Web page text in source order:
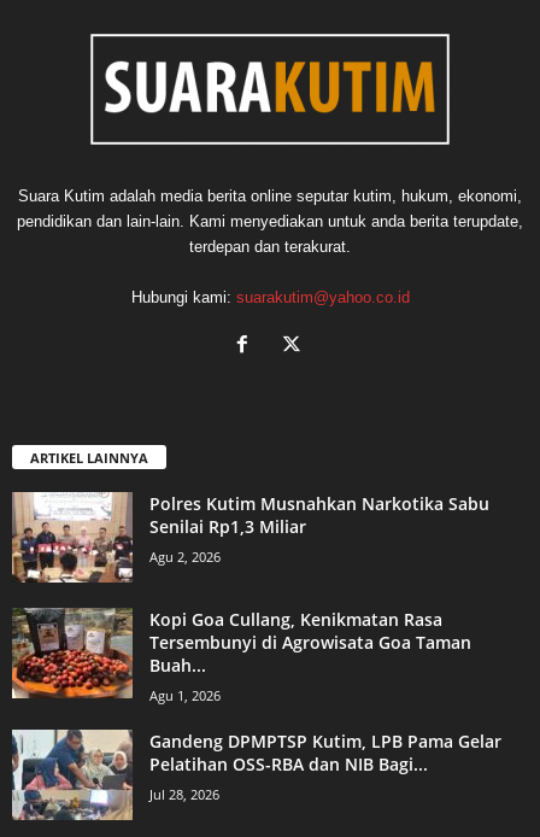
Suara Kutim adalah media berita online seputar kutim, hukum, ekonomi,
pendidikan dan lain-lain. Kami menyediakan untuk anda berita terupdate,
terdepan dan terakurat.
Hubungi kami: suarakutim@yahoo.co.id
ARTIKEL LAINNYA
Polres Kutim Musnahkan Narkotika Sabu
Senilai Rp1,3 Miliar
Agu 2, 2026
Kopi Goa Cullang, Kenikmatan Rasa
Tersembunyi di Agrowisata Goa Taman
Buah...
Agu 1, 2026
Gandeng DPMPTSP Kutim, LPB Pama Gelar
Pelatihan OSS-RBA dan NIB Bagi...
Jul 28, 2026